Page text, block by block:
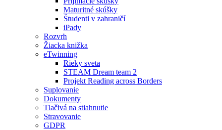
Maturitné skúšky
Študenti v zahraničí
iPady
Rozvrh
Žiacka knižka
eTwinning
Rieky sveta
STEAM Dream team 2
Projekt Reading across Borders
Suplovanie
Dokumenty
Tlačivá na stiahnutie
Stravovanie
GDPR